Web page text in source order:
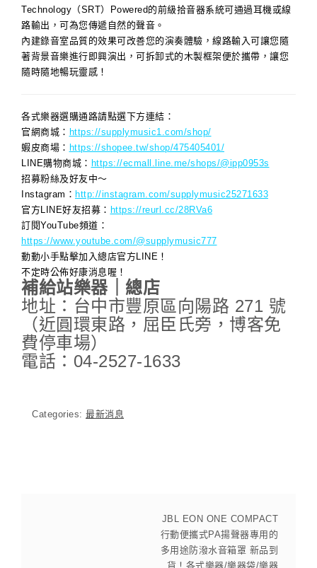
Technology（SRT）Powered的前級拾音器系統可通過耳機或線
路輸出，可為您傳遞自然的聲音。
內建錄音室品質的效果可改善您的演奏體驗，線路輸入可讓您隨
著背景音樂進行即興演出，可拆卸式的木製框架便於攜帶，讓您
隨時隨地暢玩靈感！
各式樂器選購通路請點選下方連結：
官網商城： https://supplymusic1.com/shop/
蝦皮商場： https://shopee.tw/shop/475405401/
LINE購物商城： https://ecmall.line.me/shops/@ipp0953s
招募粉絲及好友中～
Instagram： http://instagram.com/supplymusic25271633
官方LINE好友招募： https://reurl.cc/28RVa6
訂閱YouTube頻道：
https://www.youtube.com/@supplymusic777
動動小手點擊加入總店官方LINE！
不定時公佈好康消息喔！
補給站樂器｜總店
地址：台中市豐原區向陽路 271 號
（近圓環東路，屈臣氏旁，博客免
費停車場）
電話：04-2527-1633
Categories: 最新消息
JBL EON ONE COMPACT
行動便攜式PA揚聲器專用的
多用途防潑水音箱罩 新品到
貨！各式樂器/樂器袋/樂器